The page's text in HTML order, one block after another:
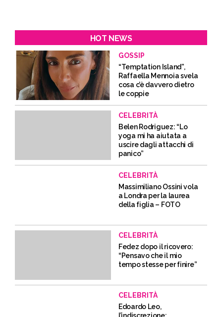
HOT NEWS
GOSSIP
“Temptation Island”,
Raffaella Mennoia svela
cosa c’è davvero dietro
le coppie
CELEBRITÀ
Belen Rodriguez: “Lo
yoga mi ha aiutata a
uscire dagli attacchi di
panico”
CELEBRITÀ
Massimiliano Ossini vola
a Londra per la laurea
della figlia – FOTO
CELEBRITÀ
Fedez dopo il ricovero:
“Pensavo che il mio
tempo stesse per finire”
CELEBRITÀ
Edoardo Leo,